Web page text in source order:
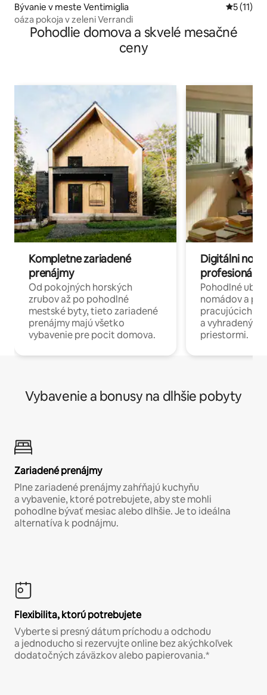
Bývanie v meste Ventimiglia
5 (11)
oáza pokoja v zeleni Verrandi
Pohodlie domova a skvelé mesačné
ceny
Kompletne zariadené
prenájmy
Od pokojných horských
zrubov až po pohodlné
mestské byty, tieto zariadené
prenájmy majú všetko
vybavenie pre pocit domova.
Digitálni
profesionáli
Pohodlné
nomádov a
pracujúcich
a
priestormi.
Vybavenie a bonusy na dlhšie pobyty
Zariadené prenájmy
Plne zariadené prenájmy zahŕňajú kuchyňu
a vybavenie, ktoré potrebujete, aby ste mohli
pohodlne bývať mesiac alebo dlhšie. Je to ideálna
alternatíva k podnájmu.
Flexibilita, ktorú potrebujete
Vyberte si presný dátum príchodu a odchodu
a jednoducho si rezervujte online bez akýchkoľvek
dodatočných záväzkov alebo papierovania.*